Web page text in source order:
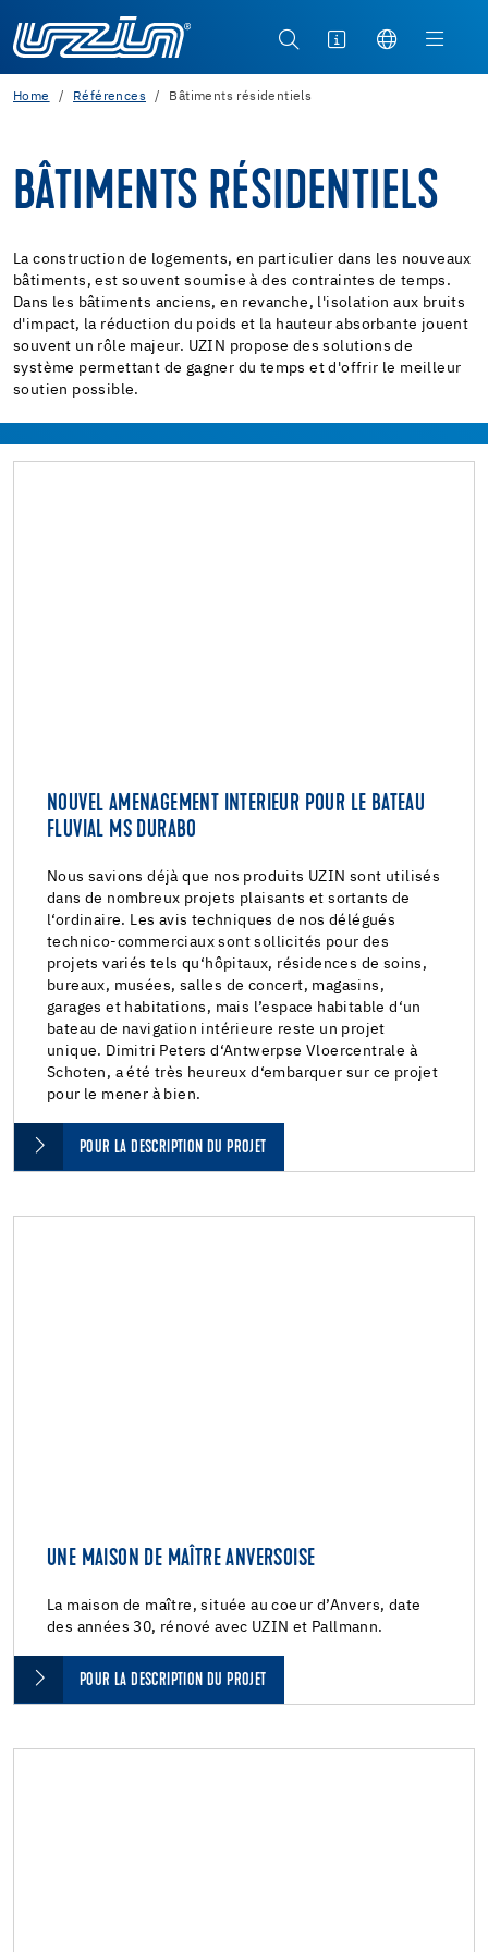
Home Références Bâtiments résidentiels
BÂTIMENTS RÉSIDENTIELS
La construction de logements, en particulier dans les nouveaux
bâtiments, est souvent soumise à des contraintes de temps.
Dans les bâtiments anciens, en revanche, l'isolation aux bruits
d'impact, la réduction du poids et la hauteur absorbante jouent
souvent un rôle majeur. UZIN propose des solutions de
système permettant de gagner du temps et d'offrir le meilleur
soutien possible.
NOUVEL AMENAGEMENT INTERIEUR POUR LE BATEAU
FLUVIAL MS DURABO
Nous savions déjà que nos produits UZIN sont utilisés
dans de nombreux projets plaisants et sortants de
l‘ordinaire. Les avis techniques de nos délégués
technico-commerciaux sont sollicités pour des
projets variés tels qu‘hôpitaux, résidences de soins,
bureaux, musées, salles de concert, magasins,
garages et habitations, mais l’espace habitable d‘un
bateau de navigation intérieure reste un projet
unique. Dimitri Peters d‘Antwerpse Vloercentrale à
Schoten, a été très heureux d‘embarquer sur ce projet
pour le mener à bien.
POUR LA DESCRIPTION DU PROJET
UNE MAISON DE MAÎTRE ANVERSOISE
La maison de maître, située au coeur d’Anvers, date
des années 30, rénové avec UZIN et Pallmann.
POUR LA DESCRIPTION DU PROJET